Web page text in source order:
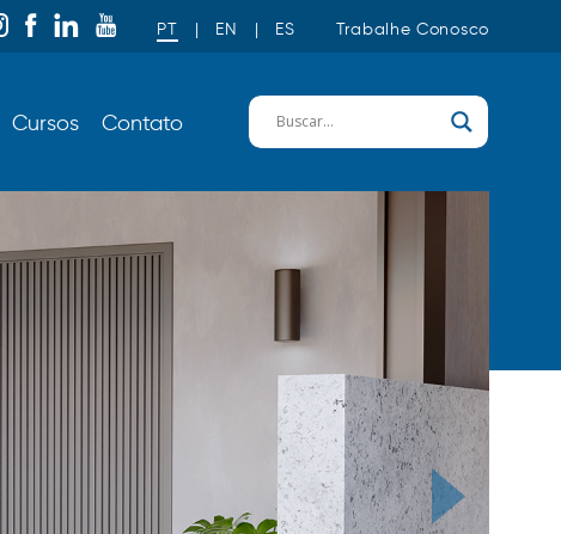
PT | EN | ES Trabalhe Conosco
Cursos Contato